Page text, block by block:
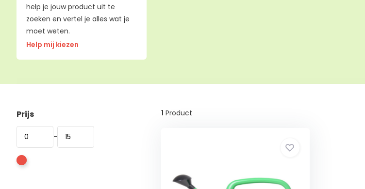
help je jouw product uit te
zoeken en vertel je alles wat je
moet weten.
Help mij kiezen
Prijs
-
1 Product